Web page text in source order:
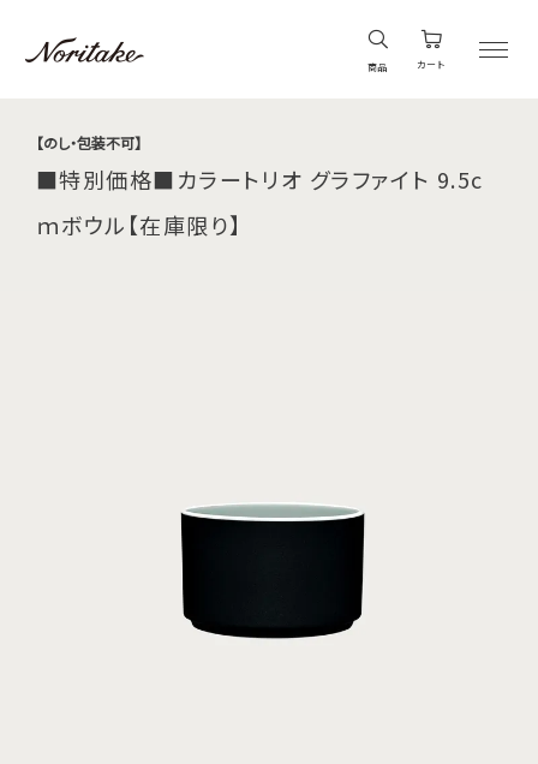
商品 カート
【のし・包装不可】
■特別価格■カラートリオ グラファイト 9.5c
ｍボウル【在庫限り】